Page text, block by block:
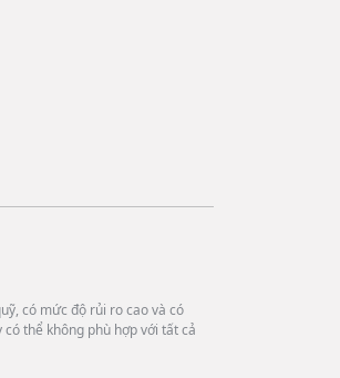
có mức độ rủi ro cao và có
thể không phù hợp với tất cả